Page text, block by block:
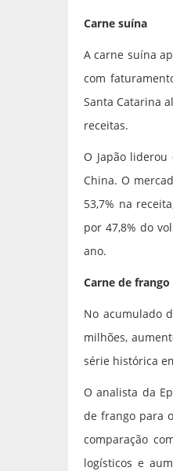
Carne suína
A carne suína
com
Santa Catarina
receitas.
O Japão
China. O
53,7% na
por 47,8% do
ano.
Carne de frango
No acumulado
milhões,
série histórica
O analista da
de frango para
comparação
logísticos e